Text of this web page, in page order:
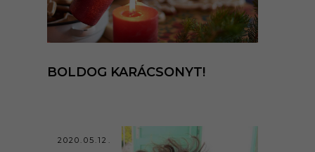
BOLDOG KARÁCSONYT!
2020.05.12.